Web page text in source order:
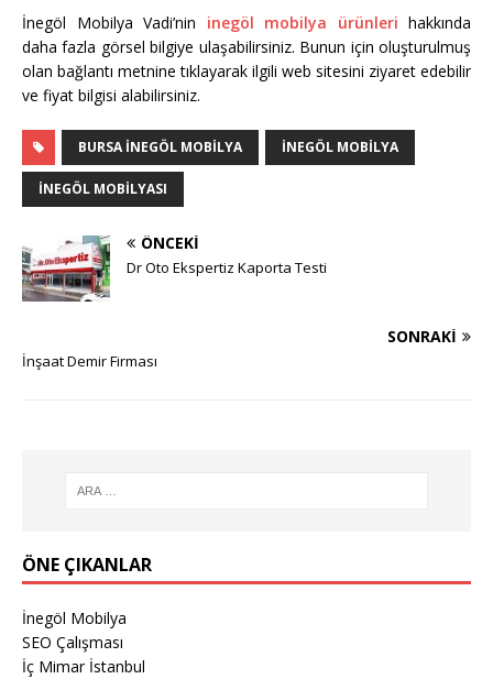
İnegöl Mobilya Vadi’nin inegöl mobilya ürünleri hakkında
daha fazla görsel bilgiye ulaşabilirsiniz. Bunun için oluşturulmuş
olan bağlantı metnine tıklayarak ilgili web sitesini ziyaret edebilir
ve fiyat bilgisi alabilirsiniz.
BURSA INEGÖL MOBILYA INEGÖL MOBILYA
INEGÖL MOBILYASI
ÖNCEKI
Dr Oto Ekspertiz Kaporta Testi
SONRAKI
İnşaat Demir Firması
ÖNE ÇIKANLAR
İnegöl Mobilya
SEO Çalışması
İç Mimar İstanbul